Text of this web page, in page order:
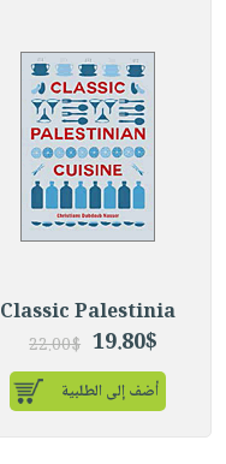
Classic Palestinia
19.80$
22.00$
أضف إلى الطلبية